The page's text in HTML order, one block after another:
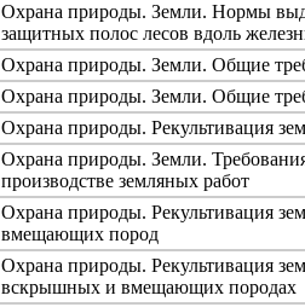
Охрана природы. Земли. Нормы
защитных полос лесов вдоль
Охрана природы. Земли. Общие
Охрана природы. Земли. Общие
Охрана природы. Рекультивация
Охрана природы. Земли.
производстве земляных работ
Охрана природы. Рекультивация
вмещающих пород
Охрана природы. Рекультивация
вскрышных и вмещающих породах